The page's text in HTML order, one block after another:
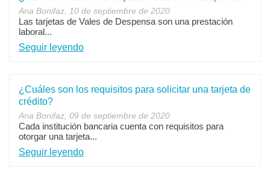
Ana Bonifaz, 10 de septiembre de 2020
Las tarjetas de Vales de Despensa son una prestación
laboral...
Seguir leyendo
¿Cuáles son los requisitos para solicitar una tarjeta de
crédito?
Ana Bonifaz, 09 de septiembre de 2020
Cada institución bancaria cuenta con requisitos para
otorgar una tarjeta...
Seguir leyendo